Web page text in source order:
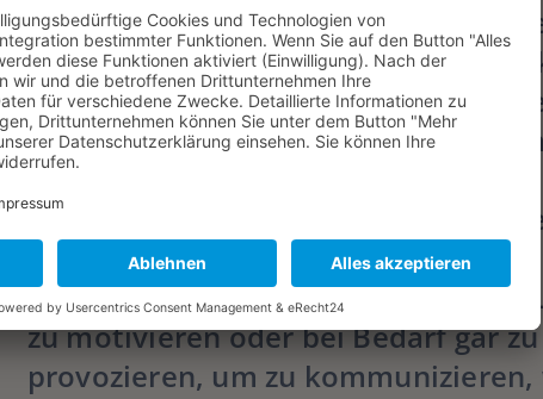
Im November durfte er seinen 77.
feiern, von Ruhestand ist aber noch
Spur. Gerade bereitet er sich in
über der neuen Mensa am alten
Bockenheim mit großen Elan auf
Seminarsitzung vor. „Die Lehre an
Universität wie an
nie eine Last. Ich habe versucht die
zu motivieren oder bei Bedarf gar zu
provozieren, um zu